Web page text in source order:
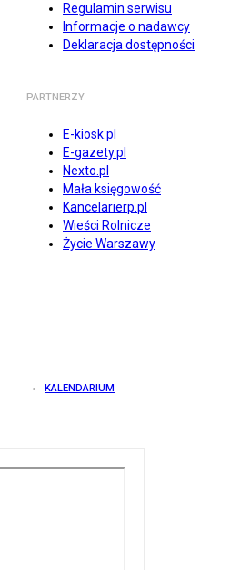
Regulamin serwisu
Informacje o nadawcy
Deklaracja dostępności
PARTNERZY
E-kiosk.pl
E-gazety.pl
Nexto.pl
Mała księgowość
Kancelarierp.pl
Wieści Rolnicze
Życie Warszawy
KALENDARIUM